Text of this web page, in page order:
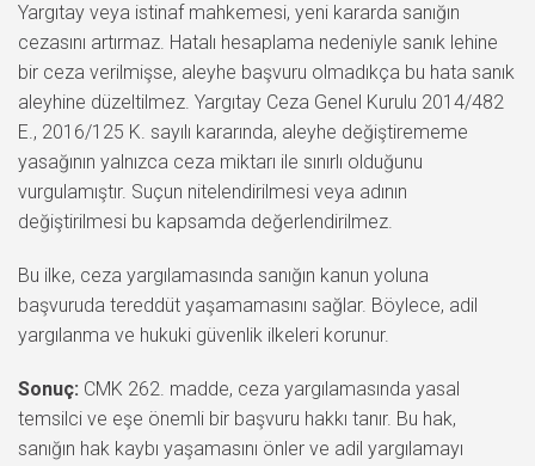
Yargıtay veya istinaf mahkemesi, yeni kararda sanığın
cezasını artırmaz. Hatalı hesaplama nedeniyle sanık lehine
bir ceza verilmişse, aleyhe başvuru olmadıkça bu hata sanık
aleyhine düzeltilmez. Yargıtay Ceza Genel Kurulu 2014/482
E., 2016/125 K. sayılı kararında, aleyhe değiştirememe
yasağının yalnızca ceza miktarı ile sınırlı olduğunu
vurgulamıştır. Suçun nitelendirilmesi veya adının
değiştirilmesi bu kapsamda değerlendirilmez.
Bu ilke, ceza yargılamasında sanığın kanun yoluna
başvuruda tereddüt yaşamamasını sağlar. Böylece, adil
yargılanma ve hukuki güvenlik ilkeleri korunur.
Sonuç: CMK 262. madde, ceza yargılamasında yasal
temsilci ve eşe önemli bir başvuru hakkı tanır. Bu hak,
sanığın hak kaybı yaşamasını önler ve adil yargılamayı